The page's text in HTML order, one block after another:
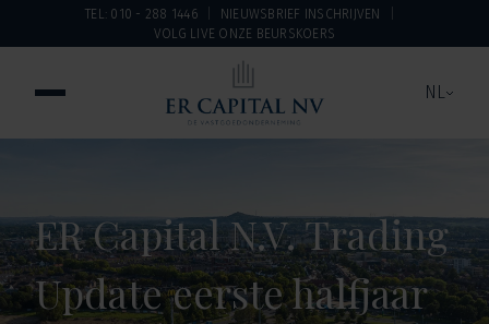
TEL: 010 - 288 1446
NIEUWSBRIEF INSCHRIJVEN
VOLG LIVE ONZE BEURSKOERS
NL
ER Capital N.V. Trading
Update eerste halfjaar